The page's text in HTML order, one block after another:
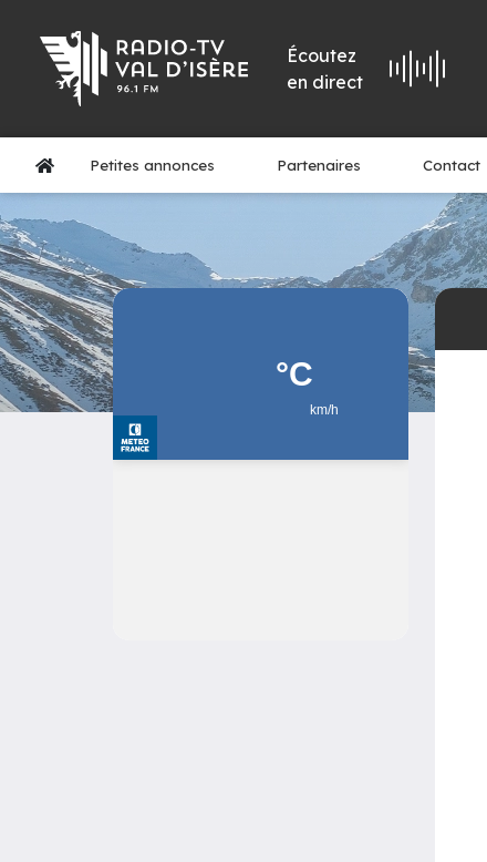
Écoutez
en direct
Petites annonces Partenaires Contact